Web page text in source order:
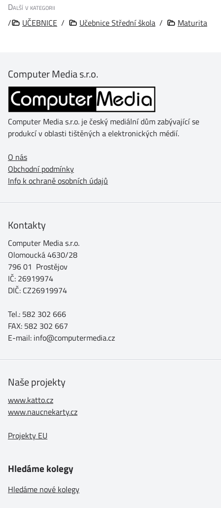
Další v kategorii
/
UČEBNICE / Učebnice Střední škola / Maturita
Computer Media s.r.o.
Computer Media s.r.o. je český mediální dům zabývající se
produkcí v oblasti tištěných a elektronických médií.
O nás
Obchodní podmínky
Info k ochraně osobních údajů
Kontakty
Computer Media s.r.o.
Olomoucká 4630/28
796 01 Prostějov
IČ: 26919974
DIČ: CZ26919974
Tel.: 582 302 666
FAX: 582 302 667
E-mail: info@computermedia.cz
Naše projekty
www.katto.cz
www.naucnekarty.cz
Projekty EU
Hledáme kolegy
Hledáme nové kolegy